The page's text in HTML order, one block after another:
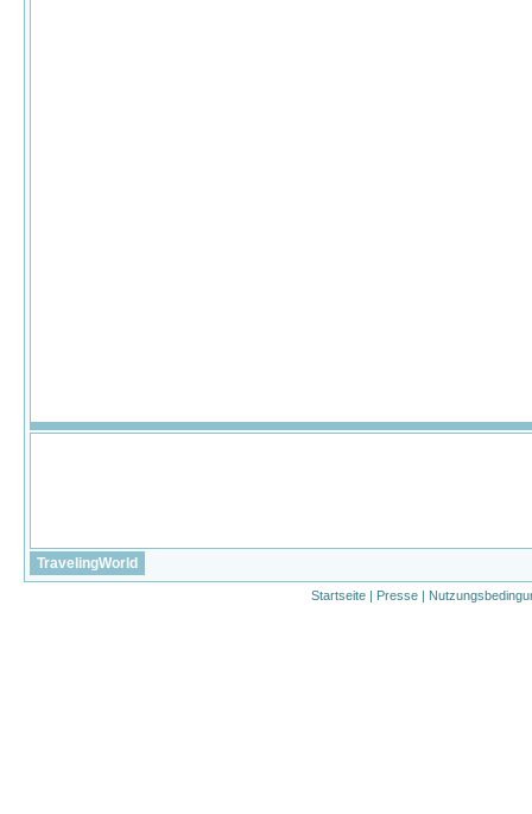
TravelingWorld
Startseite | Presse |